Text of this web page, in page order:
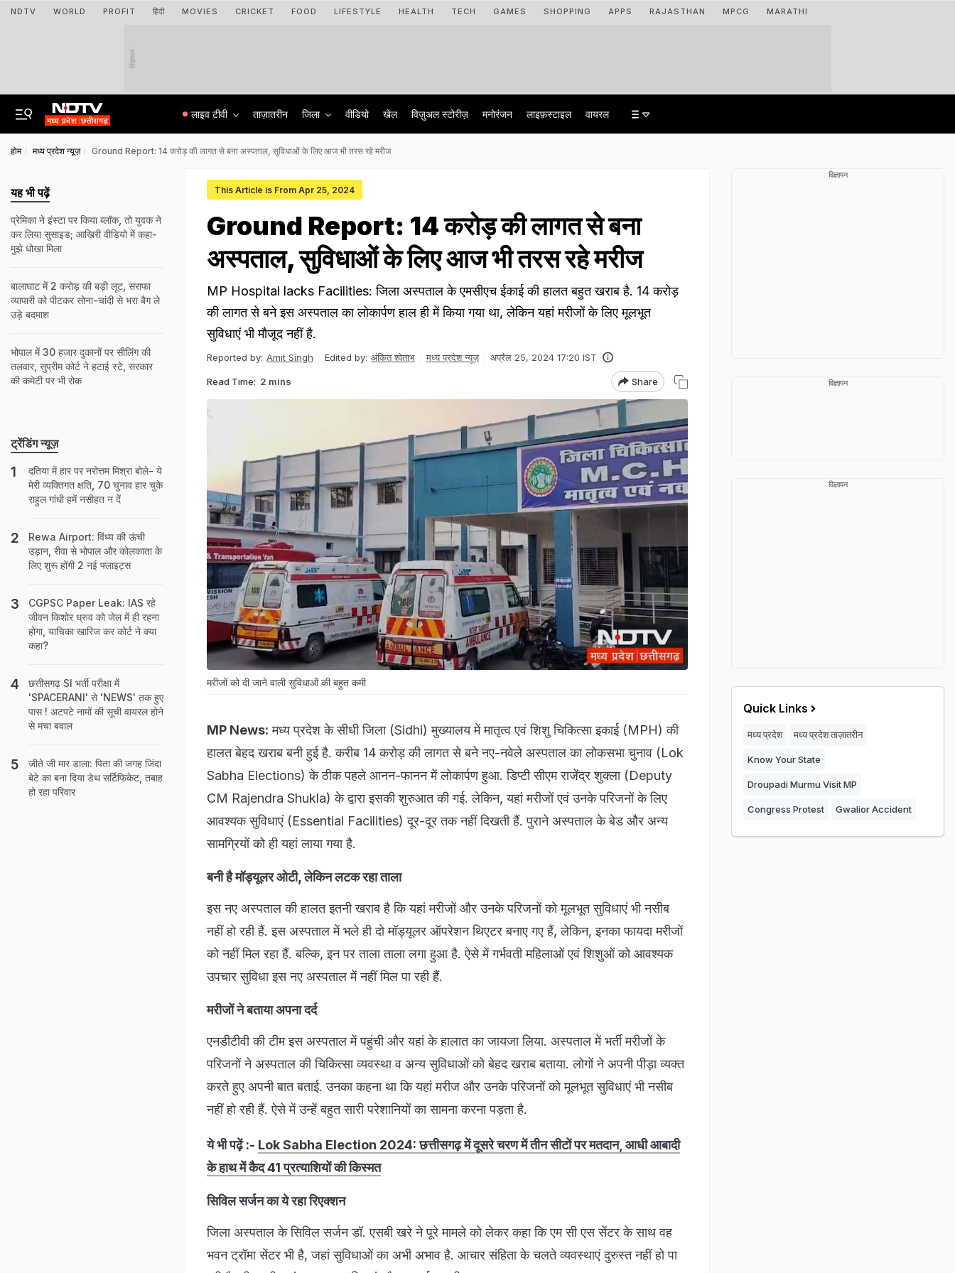
NDTV WORLD PROFIT हिंदी MOVIES CRICKET FOOD LIFESTYLE HEALTH TECH GAMES SHOPPING APPS RAJASTHAN MPCG MARATHI
विज्ञापन
लाइव टीवी ताज़ातरीन जिला वीडियो खेल विज़ुअल स्टोरीज़ मनोरंजन लाइफ़स्टाइल वायरल
होम मध्य प्रदेश न्यूज़ Ground Report: 14 करोड़ की लागत से बना अस्पताल, सुविधाओं के लिए आज भी तरस रहे मरीज
This Article is From Apr 25, 2024
Ground Report: 14 करोड़ की लागत से बना
अस्पताल, सुविधाओं के लिए आज भी तरस रहे मरीज
MP Hospital lacks Facilities: जिला अस्पताल के एमसीएच ईकाई की हालत बहुत खराब है. 14 करोड़
की लागत से बने इस अस्पताल का लोकार्पण हाल ही में किया गया था, लेकिन यहां मरीजों के लिए मूलभूत
सुविधाएं भी मौजूद नहीं है.
Reported by: Amit Singh Edited by: अंकित श्वेताभ मध्य प्रदेश न्यूज़ अप्रैल 25, 2024 17:20 IST
Read Time: 2 mins Share
मरीजों को दी जाने वाली सुविधाओं की बहुत कमी
MP News: मध्य प्रदेश के सीधी जिला (Sidhi) मुख्यालय में मातृत्व एवं शिशु चिकित्सा इकाई (MPH) की
हालत बेहद खराब बनी हुई है. करीब 14 करोड़ की लागत से बने नए-नवेले अस्पताल का लोकसभा चुनाव (Lok
Sabha Elections) के ठीक पहले आनन-फानन में लोकार्पण हुआ. डिप्टी सीएम राजेंद्र शुक्ला (Deputy
CM Rajendra Shukla) के द्वारा इसकी शुरुआत की गई. लेकिन, यहां मरीजों एवं उनके परिजनों के लिए
आवश्यक सुविधाएं (Essential Facilities) दूर-दूर तक नहीं दिखती हैं. पुराने अस्पताल के बेड और अन्य
सामग्रियों को ही यहां लाया गया है.
बनी है मॉड्यूलर ओटी, लेकिन लटक रहा ताला
इस नए अस्पताल की हालत इतनी खराब है कि यहां मरीजों और उनके परिजनों को मूलभूत सुविधाएं भी नसीब
नहीं हो रही हैं. इस अस्पताल में भले ही दो मॉड्यूलर ऑपरेशन थिएटर बनाए गए हैं, लेकिन, इनका फायदा मरीजों
को नहीं मिल रहा हैं. बल्कि, इन पर ताला ताला लगा हुआ है. ऐसे में गर्भवती महिलाओं एवं शिशुओं को आवश्यक
उपचार सुविधा इस नए अस्पताल में नहीं मिल पा रही हैं.
मरीजों ने बताया अपना दर्द
एनडीटीवी की टीम इस अस्पताल में पहुंची और यहां के हालात का जायजा लिया. अस्पताल में भर्ती मरीजों के
परिजनों ने अस्पताल की चिकित्सा व्यवस्था व अन्य सुविधाओं को बेहद खराब बताया. लोगों ने अपनी पीड़ा व्यक्त
करते हुए अपनी बात बताई. उनका कहना था कि यहां मरीज और उनके परिजनों को मूलभूत सुविधाएं भी नसीब
नहीं हो रही हैं. ऐसे में उन्हें बहुत सारी परेशानियों का सामना करना पड़ता है.
ये भी पढ़ें :- Lok Sabha Election 2024: छत्तीसगढ़ में दूसरे चरण में तीन सीटों पर मतदान, आधी आबादी
के हाथ में कैद 41 प्रत्याशियों की किस्मत
सिविल सर्जन का ये रहा रिएक्शन
जिला अस्पताल के सिविल सर्जन डॉ. एसबी खरे ने पूरे मामले को लेकर कहा कि एम सी एस सेंटर के साथ वह
भवन ट्रॉमा सेंटर भी है, जहां सुविधाओं का अभी अभाव है. आचार संहिता के चलते व्यवस्थाएं दुरुस्त नहीं हो पा
यह भी पढ़ें
प्रेमिका ने इंस्टा पर किया ब्लॉक, तो युवक ने
कर लिया सुसाइड; आखिरी वीडियो में कहा-
मुझे धोखा मिला
बालाघाट में 2 करोड़ की बड़ी लूट, सराफा
व्यापारी को पीटकर सोना-चांदी से भरा बैग ले
उड़े बदमाश
भोपाल में 30 हजार दुकानों पर सीलिंग की
तलवार, सुप्रीम कोर्ट ने हटाई स्टे, सरकार
की कमेटी पर भी रोक
ट्रेंडिंग न्यूज़
दतिया में हार पर नरोत्तम मिश्रा बोले- ये
मेरी व्यक्तिगत क्षति, 70 चुनाव हार चुके
राहुल गांधी हमें नसीहत न दें
Rewa Airport: विंध्य की ऊंची
उड़ान, रीवा से भोपाल और कोलकाता के
लिए शुरू होंगी 2 नई फ्लाइट्स
CGPSC Paper Leak: IAS रहे
जीवन किशोर ध्रुव को जेल में ही रहना
होगा, याचिका खारिज कर कोर्ट ने क्‍या
कहा?
छत्तीसगढ़ SI भर्ती परीक्षा में
'SPACERANI' से 'NEWS' तक हुए
पास ! अटपटे नामों की सूची वायरल होने
से मचा बवाल
जीते जी मार डाला: पिता की जगह जिंदा
बेटे का बना दिया डेथ सर्टिफिकेट, तबाह
हो रहा परिवार
विज्ञापन
विज्ञापन
विज्ञापन
Quick Links
मध्य प्रदेश मध्य प्रदेश ताज़ातरीन
Know Your State
Droupadi Murmu Visit MP
Congress Protest Gwalior Accident